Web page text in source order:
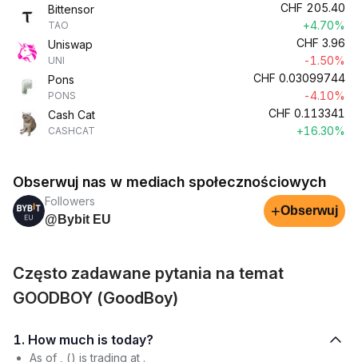
Bittensor
TAO
CHF 205.40
+4.70%
Uniswap
UNI
CHF 3.96
-1.50%
Pons
PONS
CHF 0.03099744
-4.10%
Cash Cat
CASHCAT
CHF 0.113341
+16.30%
Obserwuj nas w mediach społecznościowych
Followers
@Bybit EU
+Obserwuj
Często zadawane pytania na temat
GOODBOY (GoodBoy)
1. How much is today?
As of , () is trading at .